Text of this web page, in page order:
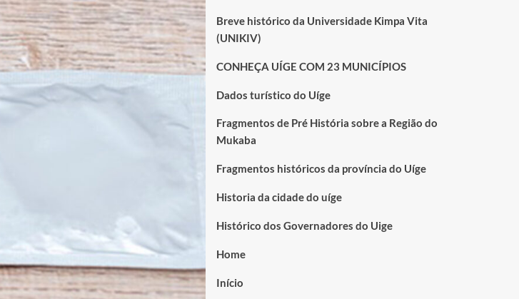
Breve histórico da Universidade Kimpa Vita
(UNIKIV)
CONHEÇA UÍGE COM 23 MUNICÍPIOS
Dados turístico do Uíge
Fragmentos de Pré História sobre a Região do
Mukaba
Fragmentos históricos da província do Uíge
Historia da cidade do uíge
Histórico dos Governadores do Uige
Home
Início